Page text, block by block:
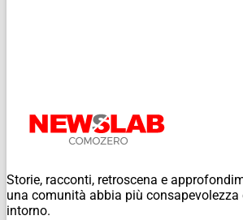
Storie, racconti, retroscena e
una comunità abbia più
intorno.